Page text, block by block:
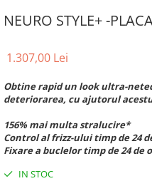
NEURO STYLE+ -
1.307,00 Lei
Obtine rapid un look ultra-
deteriorarea, cu ajutorul
156% mai multa stralucire*
Control al frizz-ului timp de 24
Fixare a buclelor timp de 24 de
IN STOC